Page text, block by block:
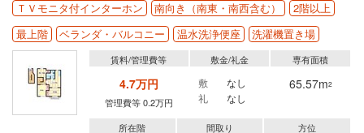
ＴＶモニタ付インターホン
南向き（南東・南西含む）
2階以上
最上階
ベランダ・バルコニー 温水洗浄便座 洗濯機置き場
賃料/管理費等
4.7万円
管理費等 0.2万円
敷金/礼金
敷
なし
礼
なし
専有面積
65.57m2
所在階 間取り 方位